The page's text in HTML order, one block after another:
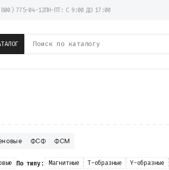
775-04-12ПН-ПТ: С 9:00 ДО 17:00
ФСФ ФСМ
По типу: Магнитные T-образные Y-образные